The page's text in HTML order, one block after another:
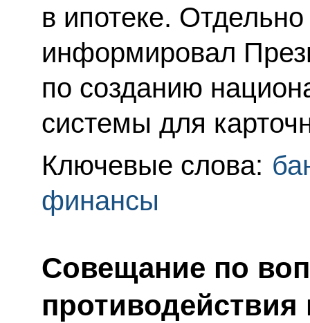
в ипотеке.
информировал
по созданию
системы для
Ключевые слова:
финансы
Совещание по